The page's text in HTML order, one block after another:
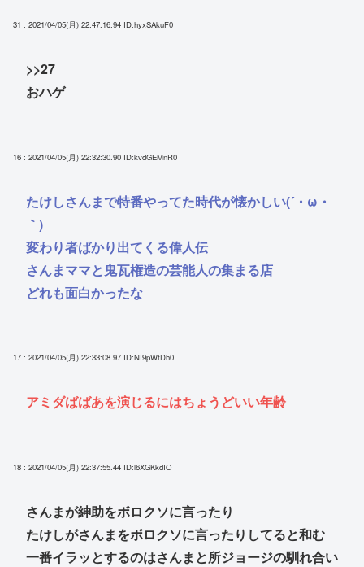
31 : 2021/04/05(月) 22:47:16.94 ID:hyxSAkuF0
>>27
おハゲ
16 : 2021/04/05(月) 22:32:30.90 ID:kvdGEMnR0
たけしさんまで特番やってた時代が懐かしい(´・ω・
｀)
変わり者ばかり出てくる偉人伝
さんまママと鬼瓦権造の芸能人の集まる店
どれも面白かったな
17 : 2021/04/05(月) 22:33:08.97 ID:NI9pWfDh0
アミダばばあを演じるにはちょうどいい年齢
18 : 2021/04/05(月) 22:37:55.44 ID:l6XGKkdIO
さんまが紳助をボロクソに言ったり
たけしがさんまをボロクソに言ったりしてると和む
一番イラッとするのはさんまと所ジョージの馴れ合い